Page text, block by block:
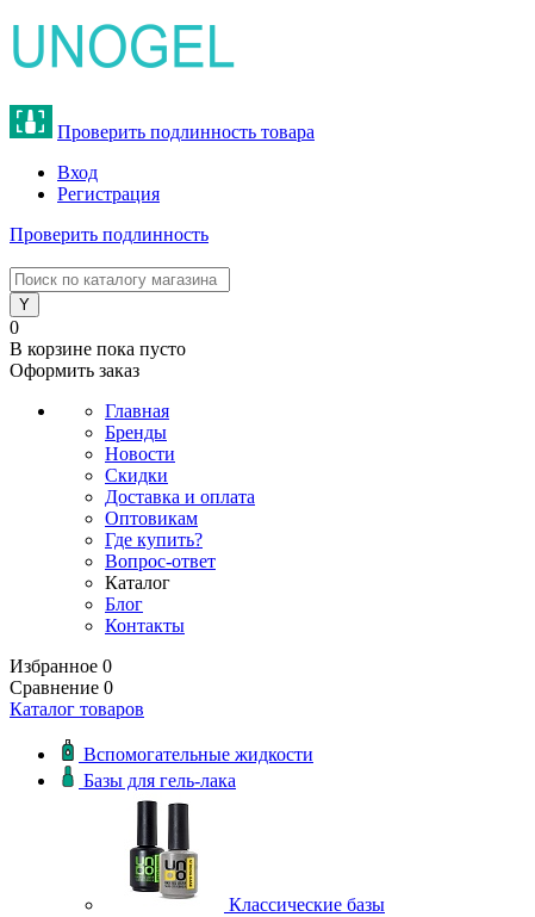
Проверить подлинность товара
Вход
Регистрация
Проверить подлинность
0
В корзине пока пусто
Оформить заказ
Главная
Бренды
Новости
Скидки
Доставка и оплата
Оптовикам
Где купить?
Вопрос-ответ
Каталог
Блог
Контакты
Избранное 0
Сравнение 0
Каталог товаров
Вспомогательные жидкости
Базы для гель-лака
Классические базы